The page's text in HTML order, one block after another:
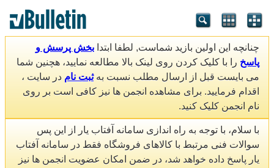
چنانچه این اولین بازید شماست, لطفا ابتدا بخش پرسش و
پاسخ را با کلیک کردن روی لینک بالا مطالعه نمایید، هچنین شما
می بایست قبل از ارسال مطلب نسبت بهثبت نام در سایت ،
اقدام فرمایید. برای مشاهده انجمن ها نیز کافی است بر روی
نام انجمن کلیک کنید.
با سلام، با توجه به راه اندازی سامانه آفتاب یار از این پس
سوالات فنی مرتبط با کالاهای فروشگاه فقط در سامانه آفتاب
یار پاسخ داده خواهد شد، در ضمن امکان عضویت انجمن ها نیز